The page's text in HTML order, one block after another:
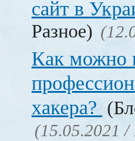
сайт в
Разное)
Как можно
хакера?
(15.05.2021 /